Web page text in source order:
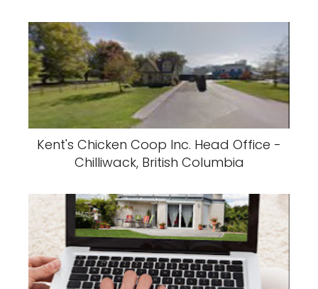
Kent's Chicken Coop Inc. Head Office -
Chilliwack, British Columbia